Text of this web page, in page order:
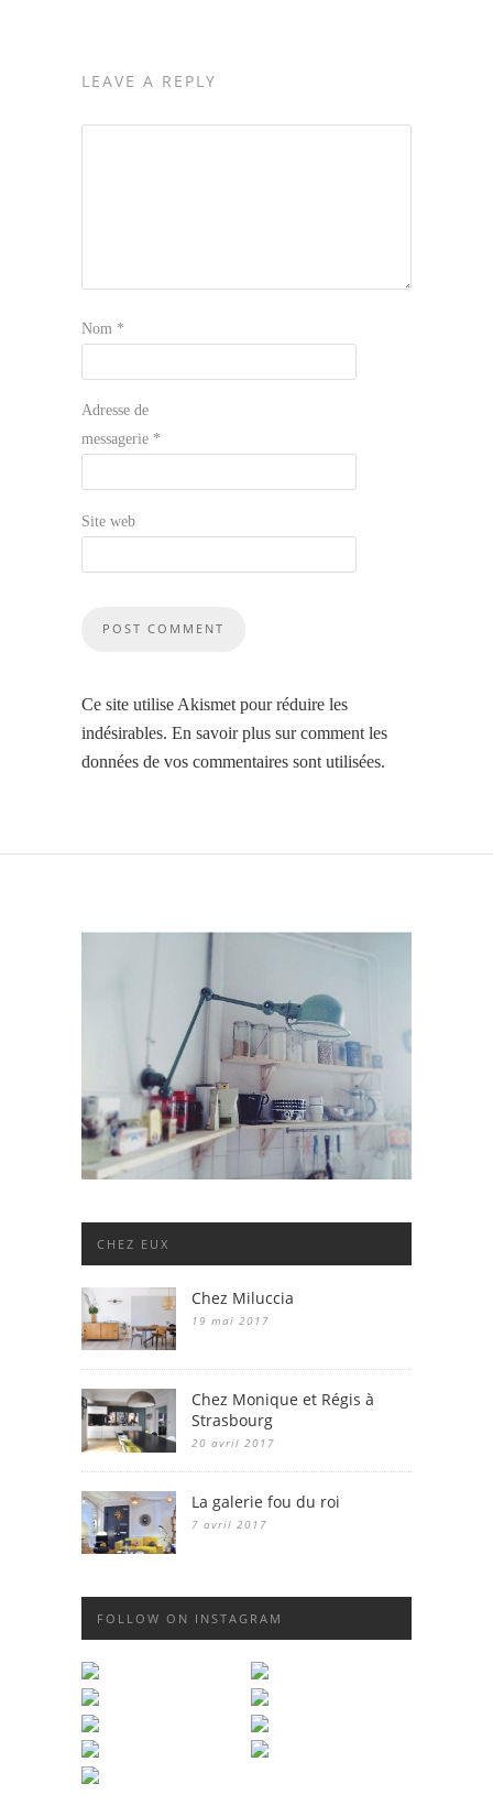
LEAVE A REPLY
Nom *
Adresse de
messagerie *
Site web
Ce site utilise Akismet pour réduire les
indésirables. En savoir plus sur comment les
données de vos commentaires sont utilisées.
CHEZ EUX
Chez Miluccia
19 mai 2017
Chez Monique et Régis à
Strasbourg
20 avril 2017
La galerie fou du roi
7 avril 2017
FOLLOW ON INSTAGRAM